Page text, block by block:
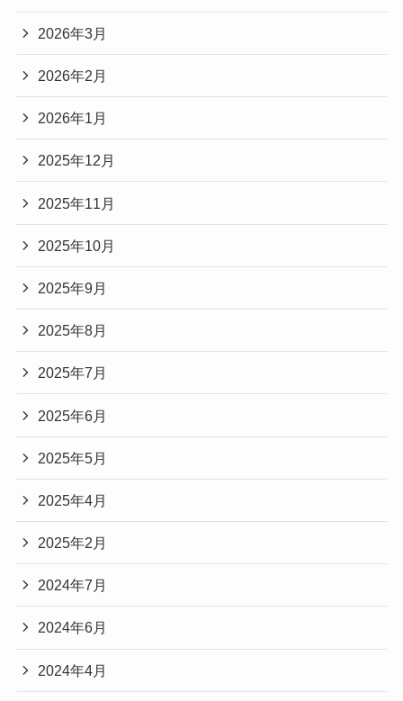
2026年3月
2026年2月
2026年1月
2025年12月
2025年11月
2025年10月
2025年9月
2025年8月
2025年7月
2025年6月
2025年5月
2025年4月
2025年2月
2024年7月
2024年6月
2024年4月